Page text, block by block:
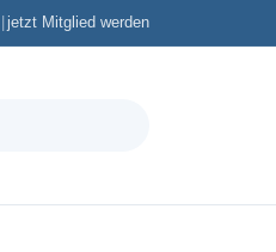
jetzt Mitglied werden